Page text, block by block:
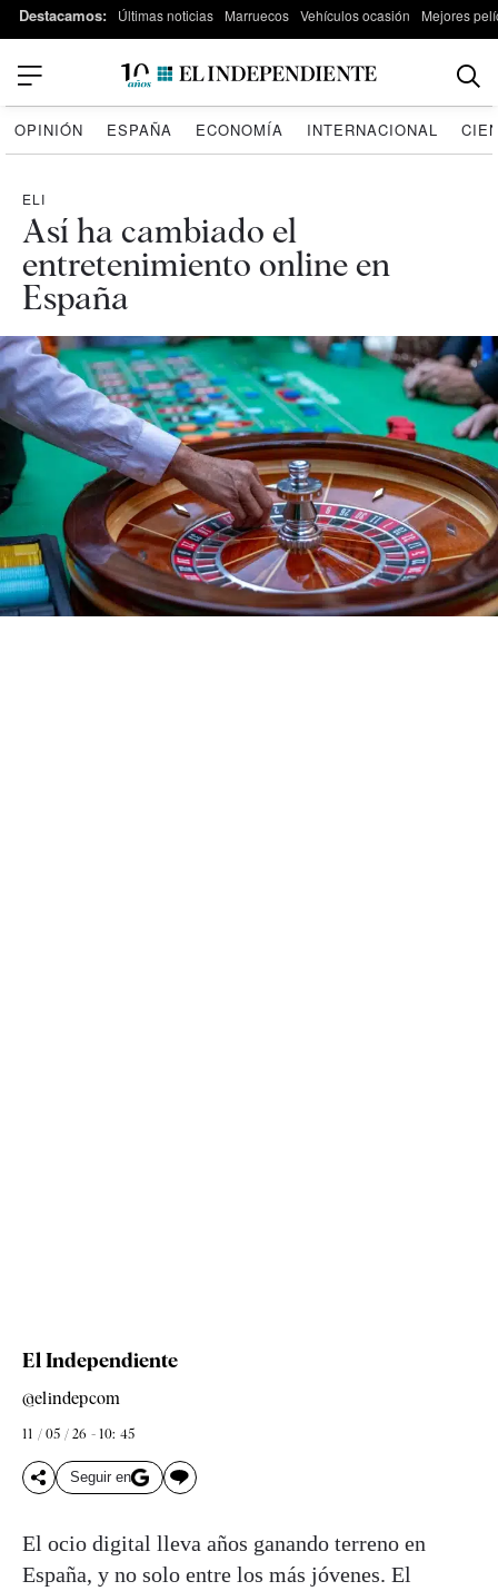
Destacamos: Últimas noticias Marruecos Vehículos ocasión Mejores
OPINIÓN ESPAÑA ECONOMÍA INTERNACIONAL
ELI
Así ha cambiado el
entretenimiento online en
España
El Independiente
@elindepcom
11 / 05 / 26 - 10: 45
Seguir en
El ocio digital lleva años ganando terreno en
España, y no solo entre los más jóvenes. El